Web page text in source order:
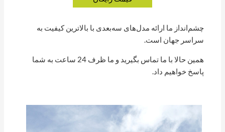
چشم‌انداز ما ارائه مدل‌های سه‌بعدی با بالاترین کیفیت به
سراسر جهان است.
همین حالا با ما تماس بگیرید و ما ظرف 24 ساعت به شما
پاسخ خواهیم داد.